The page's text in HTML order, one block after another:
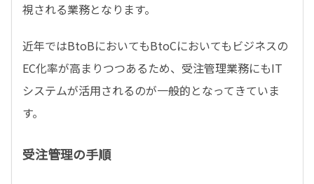
視される業務となります。
近年ではBtoBにおいてもBtoCにおいてもビジネスの
EC化率が高まりつつあるため、受注管理業務にもIT
システムが活用されるのが一般的となってきていま
す。
受注管理の手順